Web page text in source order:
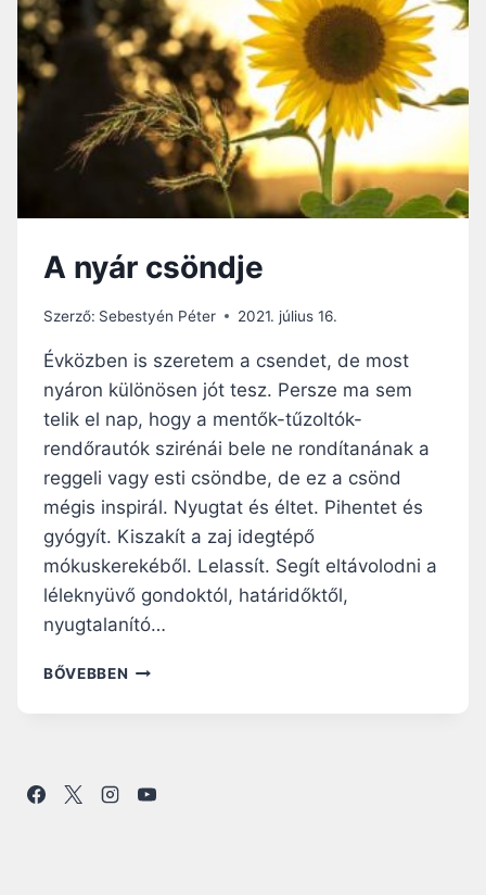
É
T
L
E
N
C
A
D
A nyár csöndje
Szerző: Sebestyén Péter 2021. július 16.
Évközben is szeretem a csendet, de most
nyáron különösen jót tesz. Persze ma sem
telik el nap, hogy a mentők-tűzoltók-
rendőrautók szirénái bele ne rondítanának a
reggeli vagy esti csöndbe, de ez a csönd
mégis inspirál. Nyugtat és éltet. Pihentet és
gyógyít. Kiszakít a zaj idegtépő
mókuskerekéből. Lelassít. Segít eltávolodni a
léleknyüvő gondoktól, határidőktől,
nyugtalanító…
BŐVEBBEN
S